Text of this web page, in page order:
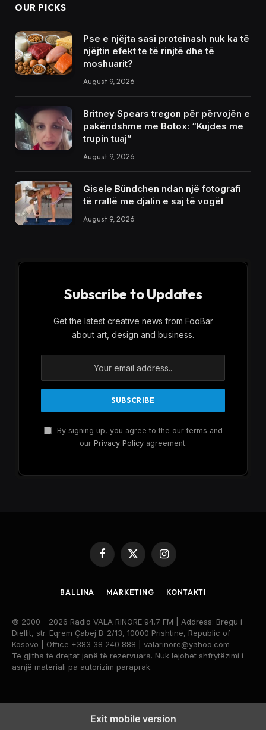
OUR PICKS
Pse e njëjta sasi proteinash nuk ka të
njëjtin efekt te të rinjtë dhe të
moshuarit?
August 9, 2026
Britney Spears tregon për përvojën e
pakëndshme me Botox: “Kujdes me
trupin tuaj”
August 9, 2026
Gisele Bündchen ndan një fotografi
të rrallë me djalin e saj të vogël
August 9, 2026
Subscribe to Updates
Get the latest creative news from FooBar
about art, design and business.
By signing up, you agree to the our terms and
our Privacy Policyagreement.
Facebook
X
Instagram
BALLINA MARKETING KONTAKTI
© 2000 - 2026 Radio VALA RINORE 94.7 FM | Address: Bregu i
Diellit, str. Eqrem Çabej B-2/13, 10000 Prishtinë, Republic of
Kosovo | Office +383 38 240 888 | valarinore@yahoo.com
Të gjitha të drejtat janë të rezervuara. Nuk lejohet shfrytëzimi i
asnjë materiali pa autorizim paraprak.
Exit mobile version